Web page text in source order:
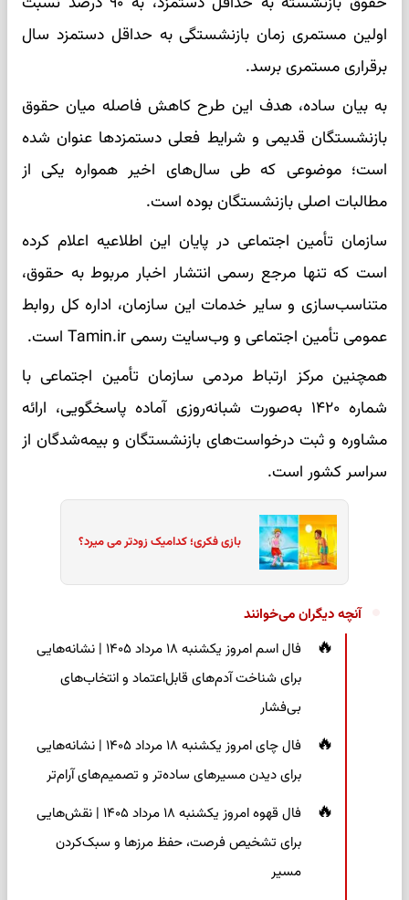
اولین مستمری زمان بازنشستگی به حداقل دستمزد سال
برقراری مستمری برسد.
به بیان ساده، هدف این طرح کاهش فاصله میان حقوق
بازنشستگان قدیمی و شرایط فعلی دستمزدها عنوان شده
است؛ موضوعی که طی سال‌های اخیر همواره یکی از
مطالبات اصلی بازنشستگان بوده است.
سازمان تأمین اجتماعی در پایان این اطلاعیه اعلام کرده
است که تنها مرجع رسمی انتشار اخبار مربوط به حقوق،
متناسب‌سازی و سایر خدمات این سازمان، اداره کل روابط
عمومی تأمین اجتماعی و وب‌سایت رسمی Tamin.ir است.
همچنین مرکز ارتباط مردمی سازمان تأمین اجتماعی با
شماره ۱۴۲۰ به‌صورت شبانه‌روزی آماده پاسخگویی، ارائه
مشاوره و ثبت درخواست‌های بازنشستگان و بیمه‌شدگان از
سراسر کشور است.
بازی فکری؛ کدامیک زودتر می میرد؟
آنچه دیگران می‌خوانند
فال اسم امروز یکشنبه ۱۸ مرداد ۱۴۰۵ | نشانه‌هایی
برای شناخت آدم‌های قابل‌اعتماد و انتخاب‌های
بی‌فشار
فال چای امروز یکشنبه ۱۸ مرداد ۱۴۰۵ | نشانه‌هایی
برای دیدن مسیرهای ساده‌تر و تصمیم‌های آرام‌تر
فال قهوه امروز یکشنبه ۱۸ مرداد ۱۴۰۵ | نقش‌هایی
برای تشخیص فرصت، حفظ مرزها و سبک‌کردن
مسیر